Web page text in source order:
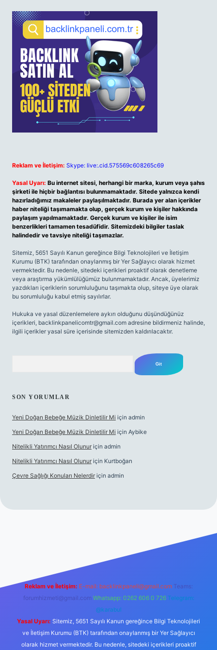
Reklam ve İletişim: Skype: live:.cid.575569c608265c69
Yasal Uyarı: Bu internet sitesi, herhangi bir marka, kurum veya şahıs
şirketi ile hiçbir bağlantısı bulunmamaktadır. Sitede yalnızca kendi
hazırladığımız makaleler paylaşılmaktadır. Burada yer alan içerikler
haber niteliği taşımamakta olup, gerçek kurum ve kişiler hakkında
paylaşım yapılmamaktadır. Gerçek kurum ve kişiler ile isim
benzerlikleri tamamen tesadüfidir. Sitemizdeki bilgiler taslak
halindedir ve tavsiye niteliği taşımazlar.
Sitemiz, 5651 Sayılı Kanun gereğince Bilgi Teknolojileri ve İletişim
Kurumu (BTK) tarafından onaylanmış bir Yer Sağlayıcı olarak hizmet
vermektedir. Bu nedenle, sitedeki içerikleri proaktif olarak denetleme
veya araştırma yükümlülüğümüz bulunmamaktadır. Ancak, üyelerimiz
yazdıkları içeriklerin sorumluluğunu taşımakta olup, siteye üye olarak
bu sorumluluğu kabul etmiş sayılırlar.
Hukuka ve yasal düzenlemelere aykırı olduğunu düşündüğünüz
içerikleri, backlinkpanelicomtr@gmail.com adresine bildirmeniz halinde,
ilgili içerikler yasal süre içerisinde sitemizden kaldırılacaktır.
SON YORUMLAR
Yeni Doğan Bebeğe Müzik Dinletilir Mi için admin
Yeni Doğan Bebeğe Müzik Dinletilir Mi için Aybike
Nitelikli Yatırımcı Nasıl Olunur için admin
Nitelikli Yatırımcı Nasıl Olunur için Kurtboğan
Çevre Sağlığı Konuları Nelerdir için admin
Reklam ve İletişim: E-mail: backlinkpaneli@gmail.com Teams:
forumhizmeti@gmail.com Whatsapp: 0262 606 0 726 Telegram:
@karabul
Yasal Uyarı: Sitemiz, 5651 Sayılı Kanun gereğince Bilgi Teknolojileri
ve İletişim Kurumu (BTK) tarafından onaylanmış bir Yer Sağlayıcı
olarak hizmet vermektedir. Bu nedenle, sitedeki içerikleri proaktif